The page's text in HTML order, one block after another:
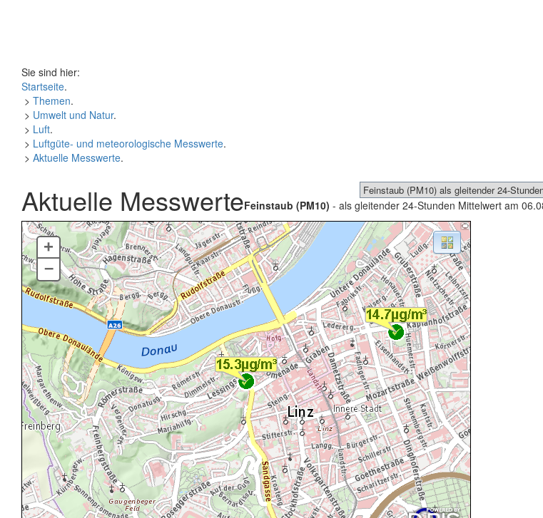
Sie sind hier:
Startseite.
> Themen.
> Umwelt und Natur.
> Luft.
> Luftgüte- und meteorologische Messwerte.
> Aktuelle Messwerte.
Aktuelle MesswerteFeinstaub (PM10) - als gleitender 24-Stunden Mittelwert am
+
–